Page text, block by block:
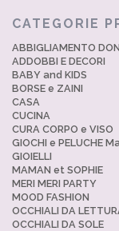
CATEGORIE
ABBIGLIAMENTO
ADDOBBI E DECORI
BABY and KIDS
BORSE e ZAINI
CASA
CUCINA
CURA CORPO e VISO
GIOCHI e PELUCHE
GIOIELLI
MAMAN et SOPHIE
MERI MERI PARTY
MOOD FASHION
OCCHIALI DA
OCCHIALI DA SOLE